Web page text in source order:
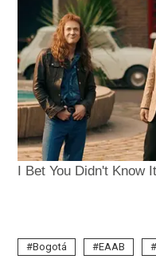
Bogotá EAAB